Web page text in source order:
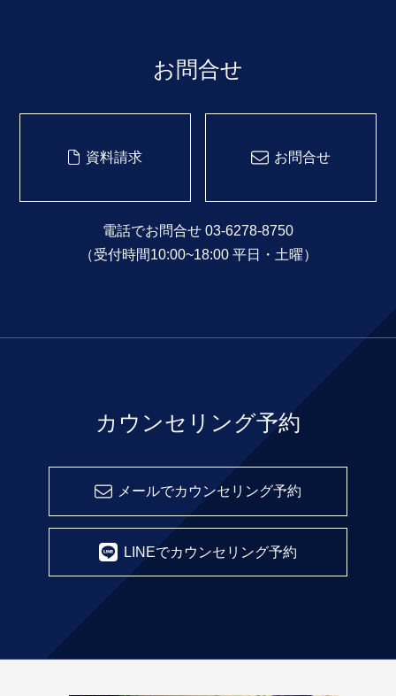
お問合せ
資料請求 お問合せ
電話でお問合せ 03-6278-8750
（受付時間10:00~18:00 平日・土曜）
カウンセリング予約
メールでカウンセリング予約
LINEでカウンセリング予約